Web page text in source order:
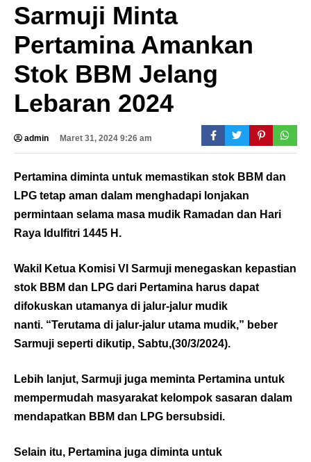
Sarmuji Minta
Pertamina Amankan
Stok BBM Jelang
Lebaran 2024
admin Maret 31, 2024 9:26 am
Pertamina diminta untuk memastikan stok BBM dan
LPG tetap aman dalam menghadapi lonjakan
permintaan selama masa mudik Ramadan dan Hari
Raya Idulfitri 1445 H.
Wakil Ketua Komisi VI Sarmuji menegaskan kepastian
stok BBM dan LPG dari Pertamina harus dapat
difokuskan utamanya di jalur-jalur mudik
nanti. “Terutama di jalur-jalur utama mudik,” beber
Sarmuji seperti dikutip, Sabtu,(30/3/2024).
Lebih lanjut, Sarmuji juga meminta Pertamina untuk
mempermudah masyarakat kelompok sasaran dalam
mendapatkan BBM dan LPG bersubsidi.
Selain itu, Pertamina juga diminta untuk